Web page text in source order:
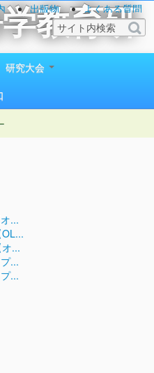
教育研
立
出版物
よくある質問
研究大会
...
...
...
...